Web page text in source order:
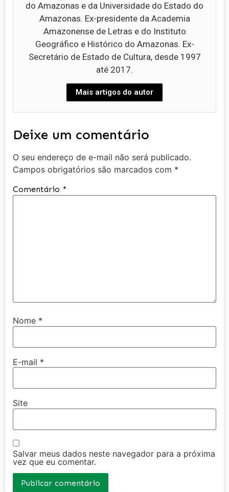
do Amazonas e da Universidade do Estado do
Amazonas. Ex-presidente da Academia
Amazonense de Letras e do Instituto
Geográfico e Histórico do Amazonas. Ex-
Secretário de Estado de Cultura, desde 1997
até 2017.
Mais artigos do autor
Deixe um comentário
O seu endereço de e-mail não será publicado.
Campos obrigatórios são marcados com *
Comentário *
Nome *
E-mail *
Site
Salvar meus dados neste navegador para a próxima
vez que eu comentar.